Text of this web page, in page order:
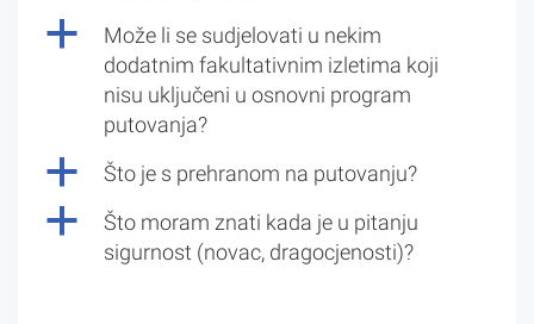
a
Može li se sudjelovati u nekim
dodatnim fakultativnim izletima koji
nisu uključeni u osnovni program
putovanja?
a Što je s prehranom na putovanju?
a
Što moram znati kada je u pitanju
sigurnost (novac, dragocjenosti)?